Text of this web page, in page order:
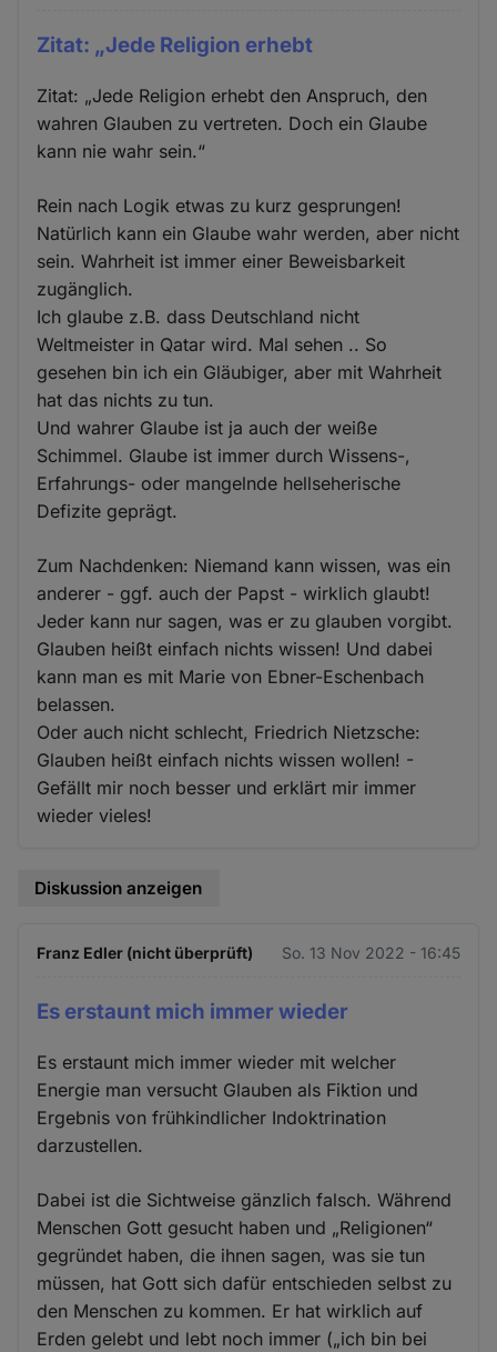
Zitat: „Jede Religion erhebt
Zitat: „Jede Religion erhebt den Anspruch, den
wahren Glauben zu vertreten. Doch ein Glaube
kann nie wahr sein.“
Rein nach Logik etwas zu kurz gesprungen!
Natürlich kann ein Glaube wahr werden, aber nicht
sein. Wahrheit ist immer einer Beweisbarkeit
zugänglich.
Ich glaube z.B. dass Deutschland nicht
Weltmeister in Qatar wird. Mal sehen .. So
gesehen bin ich ein Gläubiger, aber mit Wahrheit
hat das nichts zu tun.
Und wahrer Glaube ist ja auch der weiße
Schimmel. Glaube ist immer durch Wissens-,
Erfahrungs- oder mangelnde hellseherische
Defizite geprägt.
Zum Nachdenken: Niemand kann wissen, was ein
anderer - ggf. auch der Papst - wirklich glaubt!
Jeder kann nur sagen, was er zu glauben vorgibt.
Glauben heißt einfach nichts wissen! Und dabei
kann man es mit Marie von Ebner-Eschenbach
belassen.
Oder auch nicht schlecht, Friedrich Nietzsche:
Glauben heißt einfach nichts wissen wollen! -
Gefällt mir noch besser und erklärt mir immer
wieder vieles!
Diskussion anzeigen
Franz Edler (nicht überprüft) So. 13 Nov 2022 - 16:45
Es erstaunt mich immer wieder
Es erstaunt mich immer wieder mit welcher
Energie man versucht Glauben als Fiktion und
Ergebnis von frühkindlicher Indoktrination
darzustellen.
Dabei ist die Sichtweise gänzlich falsch. Während
Menschen Gott gesucht haben und „Religionen“
gegründet haben, die ihnen sagen, was sie tun
müssen, hat Gott sich dafür entschieden selbst zu
den Menschen zu kommen. Er hat wirklich auf
Erden gelebt und lebt noch immer („ich bin bei